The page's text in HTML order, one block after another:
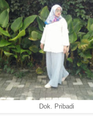
Dok. Pribadi